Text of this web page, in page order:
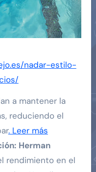
nadar-estilo-
a mantener la
reduciendo el
. Leer más
Herman
rendimiento en el